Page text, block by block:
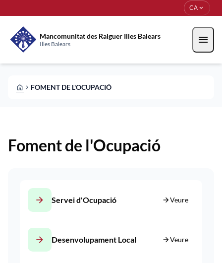
CA expand_more
Mancomunitat des Raiguer Illes Balears
Illes Balears menu
HOME CHEVRON_RIGHT FOMENT DE L'OCUPACIÓ
Foment de l'Ocupació
arrow_forward Servei d'Ocupació arrow_forwardVeure
arrow_forward Desenvolupament Local arrow_forwardVeure